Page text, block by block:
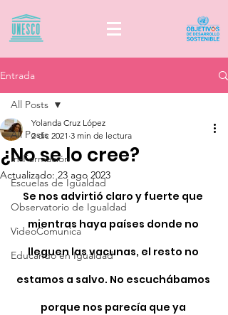
Entrada
All Posts
In-Formación
Escuelas de Igualdad
Observatorio de Igualdad
VideoComunica
Educando en Igualdad
All Posts
¿No se lo cree?
Yolanda Cruz López
2 dic 2021 3 min de lectura
Actualizado: 23 ago 2023
Se nos advirtió claro y fuerte que
mientras haya países donde no
lleguen las vacunas, el resto no
estamos a salvo. No escuchábamos
porque nos parecía que ya